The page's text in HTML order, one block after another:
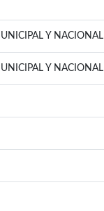
Y NACIONAL
Y NACIONAL